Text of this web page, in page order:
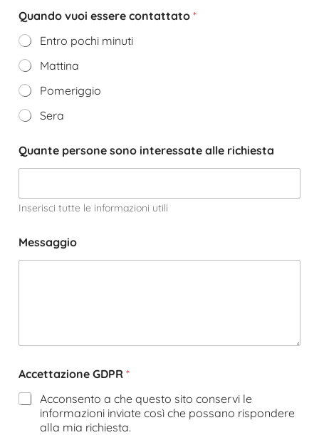
Quando vuoi essere contattato *
Entro pochi minuti
Mattina
Pomeriggio
Sera
Quante persone sono interessate alle richiesta
Inserisci tutte le informazioni utili
Messaggio
Accettazione GDPR *
Acconsento a che questo sito conservi le
informazioni inviate così che possano rispondere
alla mia richiesta.